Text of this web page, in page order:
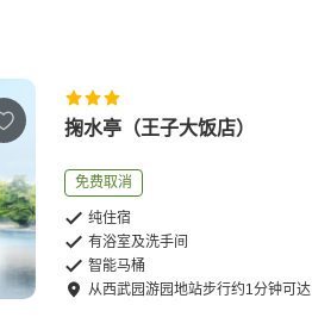
掬水亭（王子大饭店）
免费取消
纯住宿
有浴室及洗手间
智能马桶
从西武园游园地站步行约1分钟可达